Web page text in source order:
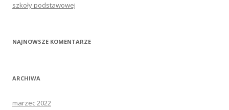
szkoły podstawowej
NAJNOWSZE KOMENTARZE
ARCHIWA
marzec 2022